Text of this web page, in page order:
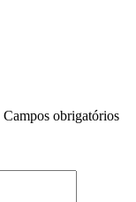
Campos obrigatórios